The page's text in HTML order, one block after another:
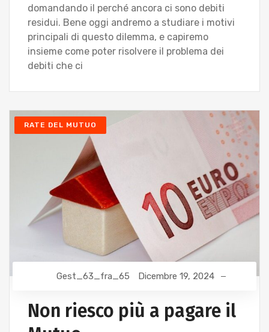
domandando il perché ancora ci sono debiti
residui. Bene oggi andremo a studiare i motivi
principali di questo dilemma, e capiremo
insieme come poter risolvere il problema dei
debiti che ci
RATE DEL MUTUO
Gest_63_fra_65 Dicembre 19, 2024
Non riesco più a pagare il